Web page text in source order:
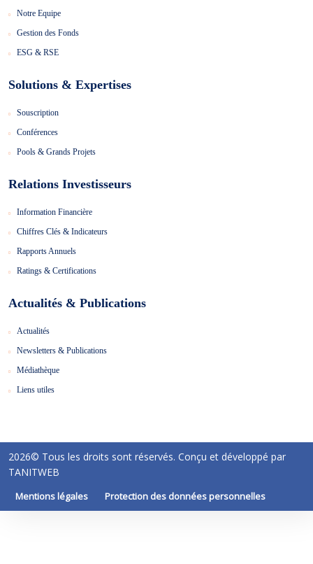
Notre Equipe
Gestion des Fonds
ESG & RSE
Solutions & Expertises
Souscription
Conférences
Pools & Grands Projets
Relations Investisseurs
Information Financière
Chiffres Clés & Indicateurs
Rapports Annuels
Ratings & Certifications
Actualités & Publications
Actualités
Newsletters & Publications
Médiathèque
Liens utiles
2026© Tous les droits sont réservés. Conçu et développé par
TANITWEB
Mentions légales Protection des données personnelles